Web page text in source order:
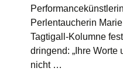
Perlentaucherin
Tagtigall-Kolumne
dringend: „Ihre
nicht …